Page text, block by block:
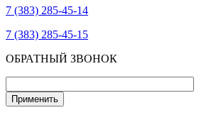
7 (383) 285-45-14
7 (383) 285-45-15
ОБРАТНЫЙ ЗВОНОК